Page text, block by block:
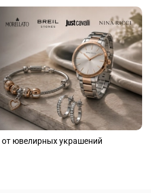
от ювелирных украшений